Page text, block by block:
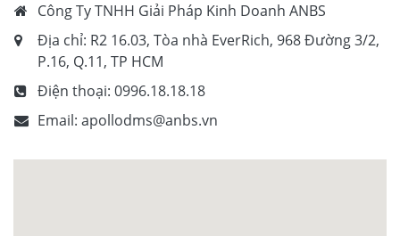
Công Ty TNHH Giải Pháp Kinh Doanh ANBS
Địa chỉ: R2 16.03, Tòa nhà EverRich, 968 Đường 3/2,
P.16, Q.11, TP HCM
Điện thoại: 0996.18.18.18
Email: apollodms@anbs.vn